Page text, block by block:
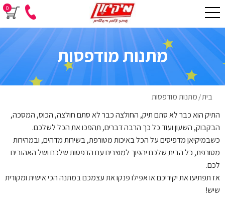
0
מתנות מודפסות
בית/ מתנות מודפסות
התיק הוא כבר לא סתם תיק, החולצה כבר לא סתם חולצה, הכוס, המסכה,
הבקבוק, השעון ועוד כל כך הרבה דברים, תהפכו את הכל לשלכם.
כשבמיקיאן מדפיסים על הכל באיכות מטורפת, בשירות מדהים, ובמהירות
מטורפת, כל הבית שלכם יהפוך למוצרים עם הדפסות שלכם ושל האהובים
לכם.
אז תפתיעו את יקיריכם או אפילו פנקו את עצמכם במתנה הכי אישית ומקורית
שיש!